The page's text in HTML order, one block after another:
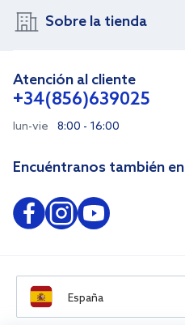
Sobre la tienda
Atención al cliente
+34(856)639025
lun-vie 8:00 - 16:00
Encuéntranos también en
España